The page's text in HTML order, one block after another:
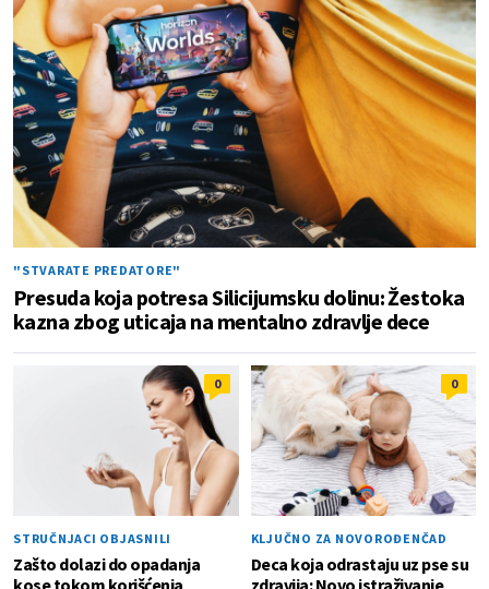
"STVARATE PREDATORE"
Presuda koja potresa Silicijumsku dolinu: Žestoka
kazna zbog uticaja na mentalno zdravlje dece
0
STRUČNJACI OBJASNILI
Zašto dolazi do opadanja
kose tokom korišćenja
0
KLJUČNO ZA NOVOROĐENČAD
Deca koja odrastaju uz pse su
zdravija: Novo istraživanje